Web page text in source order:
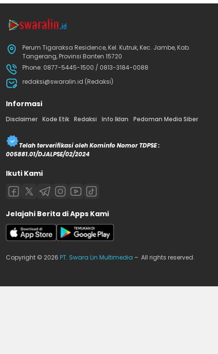
Perum Tigaraksa Residence, Kel. Kutruk, Kec. Jambe, Kab.
Tangerang, Provinsi Banten 15720
Phone: 0877-5445-1500 / 0813-3184-0088
redaksi@swaralin.id (Redaksi)
Informasi
Disclaimer Kode Etik Redaksi Info Iklan Pedoman Media Siber
Telah terverifikasi oleh Kominfo Nomor TDPSE :
005881.01/DJALPSE/02/2024
Ikuti Kami
Jelajahi Berita di Apps Kami
Copyright © 2026 PT. Swara Lin Multimedia – All rights reserved.